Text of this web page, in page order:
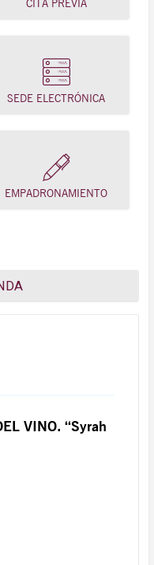
CITA PREVIA
SEDE ELECTRÓNICA
EMPADRONAMIENTO
VINO. “Syrah